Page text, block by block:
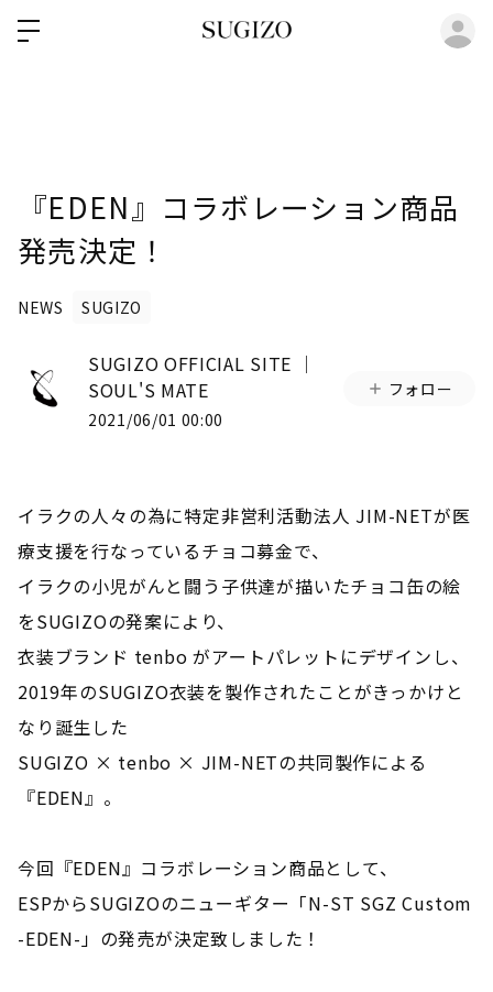
『EDEN』コラボレーション商品
発売決定！
NEWS SUGIZO
SUGIZO OFFICIAL SITE │
SOUL'S MATE
2021/06/01 00:00
フォロー
イラクの人々の為に特定非営利活動法人 JIM-NETが医
療支援を行なっているチョコ募金で、
イラクの小児がんと闘う子供達が描いたチョコ缶の絵
をSUGIZOの発案により、
衣装ブランド tenbo がアートパレットにデザインし、
2019年のSUGIZO衣装を製作されたことがきっかけと
なり誕生した
SUGIZO × tenbo × JIM-NETの共同製作による
『EDEN』。
今回『EDEN』コラボレーション商品として、
ESPからSUGIZOのニューギター「N-ST SGZ Custom
-EDEN-」の発売が決定致しました！